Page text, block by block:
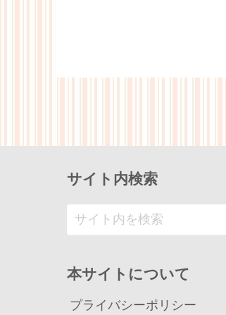
サイト内検索
本サイトについて
プライバシーポリシー